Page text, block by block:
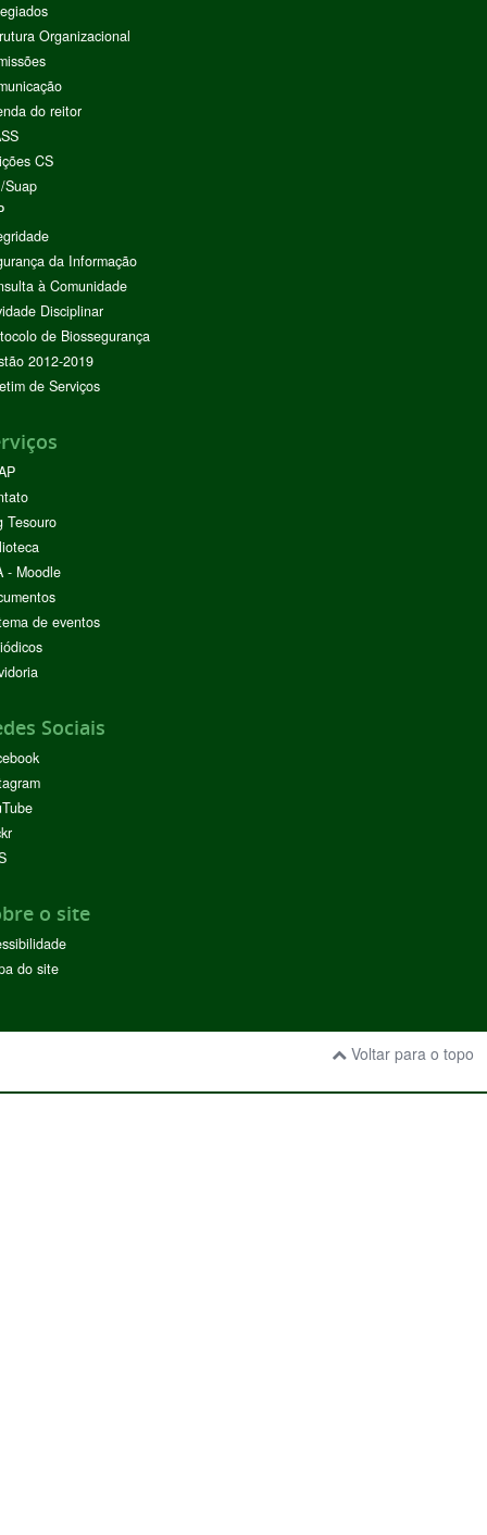
Organizacional
do reitor
CS
Suap
da Informação
à Comunidade
Disciplinar
de Biossegurança
2012-2019
de Serviços
Tesouro
- Moodle
de eventos
Sociais
o site
do site
Voltar para o topo